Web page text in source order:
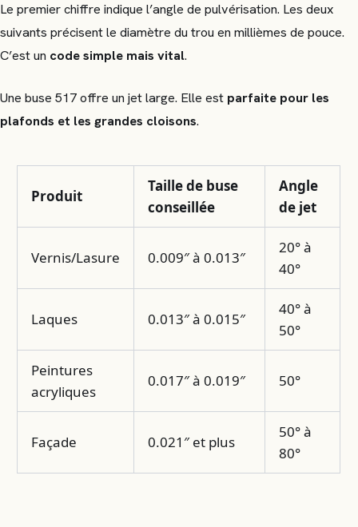
Le premier chiffre indique l’angle de pulvérisation. Les deux
suivants précisent le diamètre du trou en millièmes de pouce.
C’est un code simple mais vital.
Une buse 517 offre un jet large. Elle est parfaite pour les
plafonds et les grandes cloisons.
Produit
Taille de buse
conseillée
Angle
de jet
Vernis/Lasure 0.009″ à 0.013″
20° à
40°
Laques 0.013″ à 0.015″
40° à
50°
Peintures
acryliques
0.017″ à 0.019″ 50°
Façade 0.021″ et plus
50° à
80°